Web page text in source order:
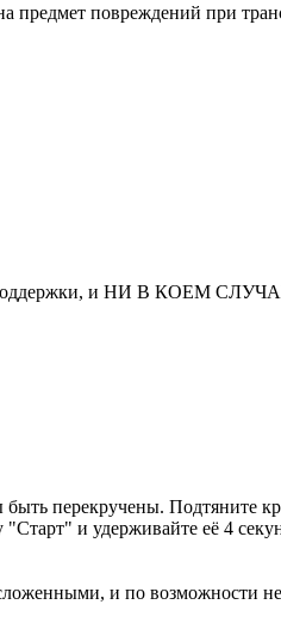
повреждений при
и НИ В КОЕМ СЛУЧАЕ
перекручены. Подтяните
и удерживайте её 4
и по возможности